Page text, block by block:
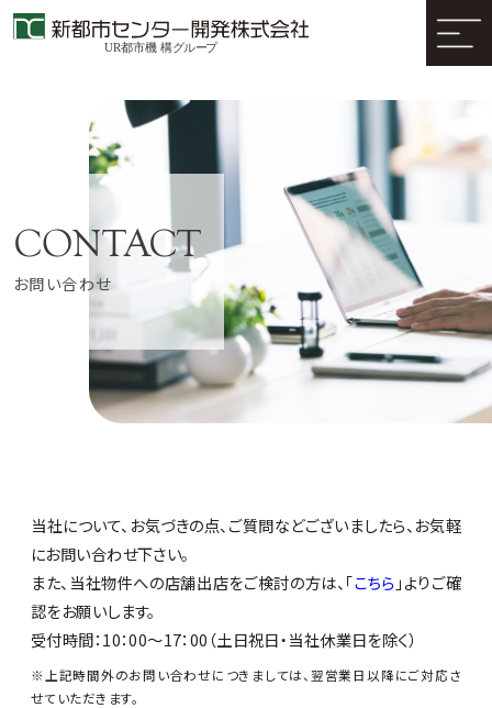
お問い合わせ
当社について、お気づきの点、ご質問などございましたら、お気軽
にお問い合わせ下さい。
また、当社物件への店舗出店をご検討の方は、「こちら 」よりご確
認をお願いします。
受付時間：10：00～17：00（土日祝日・当社休業日を除く）
※上記時間外のお問い合わせにつきましては、翌営業日以降にご対応さ
せていただきます。